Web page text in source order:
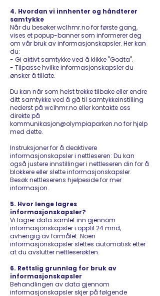
4. Hvordan vi innhenter og håndterer
samtykke
Når du besøker wclhmr.no for første gang,
vises et popup-banner som informerer deg
om vår bruk av informasjonskapsler. Her kan
du:
- Gi aktivt samtykke ved å klikke "Godta".
- Tilpasse hvilke informasjonskapsler du
ønsker å tillate.
Du kan når som helst trekke tilbake eller endre
ditt samtykke ved å gå til samtykkeinstilling
nederst på wclhmr.no eller kontakte oss
direkte på
kommunikasjon@olympiaparken.no for hjelp
med dette.
Instruksjoner for å deaktivere
informasjonskapsler i nettleseren: Du kan
også justere innstillinger i nettleseren din for å
blokkere eller slette informasjonskapsler.
Besøk nettleserens hjelpeside for mer
informasjon.
5. Hvor lenge lagres
informasjonskapsler?
Vi lagrer data samlet inn gjennom
informasjonskapsler i opptil 24 mnd,
avhengig av formålet. Noen
informasjonskapsler slettes automatisk etter
at du avslutter nettleserøkten.
6. Rettslig grunnlag for bruk av
informasjonskapsler
Behandlingen av data gjennom
informasjonskapsler skjer på følgende